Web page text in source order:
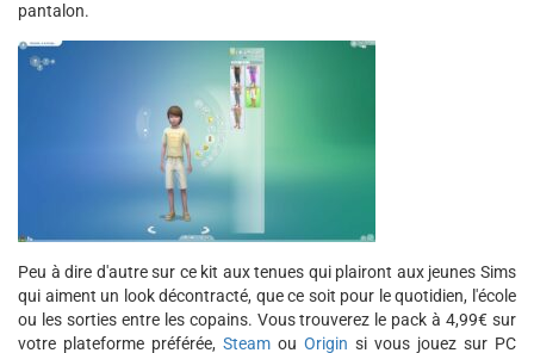
pantalon.
Peu à dire d'autre sur ce kit aux tenues qui plairont aux jeunes Sims
qui aiment un look décontracté, que ce soit pour le quotidien, l'école
ou les sorties entre les copains. Vous trouverez le pack à 4,99€ sur
votre plateforme préférée, Steam ou Origin si vous jouez sur PC